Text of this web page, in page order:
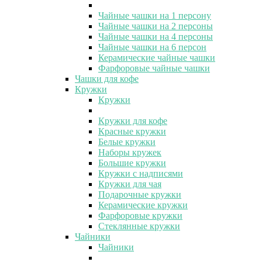
Чайные чашки на 1 персону
Чайные чашки на 2 персоны
Чайные чашки на 4 персоны
Чайные чашки на 6 персон
Керамические чайные чашки
Фарфоровые чайные чашки
Чашки для кофе
Кружки
Кружки
Кружки для кофе
Красные кружки
Белые кружки
Наборы кружек
Большие кружки
Кружки с надписями
Кружки для чая
Подарочные кружки
Керамические кружки
Фарфоровые кружки
Стеклянные кружки
Чайники
Чайники